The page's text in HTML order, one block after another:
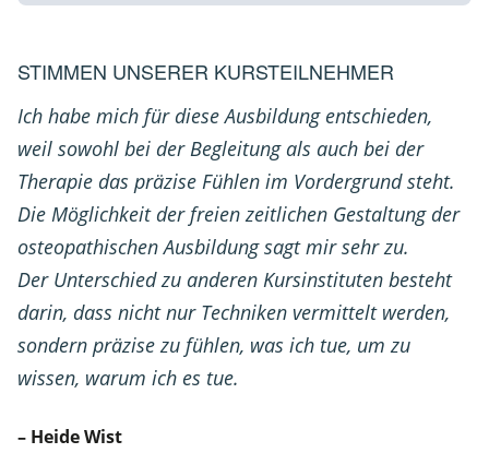
STIMMEN UNSERER KURSTEILNEHMER
Ich habe mich für diese Ausbildung entschieden,
weil sowohl bei der Begleitung als auch bei der
Therapie das präzise Fühlen im Vordergrund steht.
Die Möglichkeit der freien zeitlichen Gestaltung der
osteopathischen Ausbildung sagt mir sehr zu.
Der Unterschied zu anderen Kursinstituten besteht
darin, dass nicht nur Techniken vermittelt werden,
sondern präzise zu fühlen, was ich tue, um zu
wissen, warum ich es tue.
– Heide Wist